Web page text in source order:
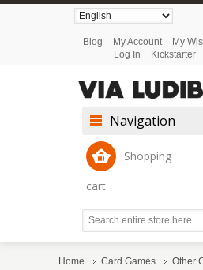
Blog My Account My
Log In
Kickstarter
Navigation
Shopping
cart
Home Card Games Other